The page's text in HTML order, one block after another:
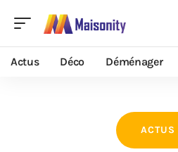
Actus Déco Déménager
ACTUS